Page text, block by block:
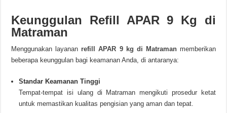
Keunggulan Refill APAR 9 Kg di
Matraman
Menggunakan layanan refill APAR 9 kg di Matramanmemberikan
beberapa keunggulan bagi keamanan Anda, di antaranya:
Standar Keamanan Tinggi
Tempat-tempat isi ulang di Matraman mengikuti prosedur ketat
untuk memastikan kualitas pengisian yang aman dan tepat.